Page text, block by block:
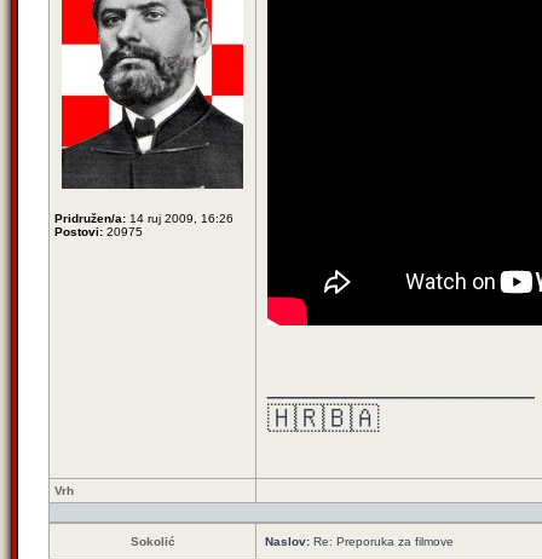
Pridružen/a: 14 ruj 2009, 16:26
Postovi: 20975
🇭🇷🇧🇦
Vrh
Sokolić Naslov: Re: Preporuka za filmove